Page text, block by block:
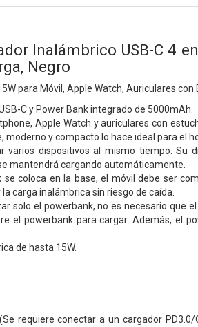
Inalámbrico USB-C 4
Negro
para Móvil, Apple Watch, Auriculares con
C y Power Bank integrado de 5000mAh.
Apple Watch y auriculares con
y compacto lo hace ideal para el
varios dispositivos al mismo tiempo. Su
mantendrá cargando automáticamente.
se coloca en la base, el móvil debe ser
carga inalámbrica sin riesgo de caída.
solo el powerbank, no es necesario que
el powerbank para cargar. Además, el
de hasta 15W.
requiere conectar a un cargador